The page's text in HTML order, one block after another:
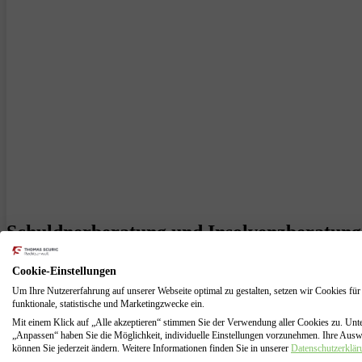
Schuldnerberatung und
Wir wissen, dass die Selbstständigkeit oft mit finanziellen
schnell über den Kopf wachsen. Doch keine Sorge, wir sind hier,
UnsereSchuldnerberatungfür Selbstständige aus Krefeld unterstützt
wissen, dass jeder Fall anders ist und deshalb bieten wir eine
Eine Insolvenzberatung für Selbstständige kann Ihnen dabei
Cookie-Einstellungen
Um Ihre Nutzererfahrung auf unserer Webseite optimal zu gestalten, setzen wir Cookies für
funktionale, statistische und Marketingzwecke ein.
Mit einem Klick auf „Alle akzeptieren“ stimmen Sie der Verwendung aller Cookies zu.
„Anpassen“ haben Sie die Möglichkeit, individuelle Einstellungen vorzunehmen. Ihre
können Sie jederzeit ändern. Weitere Informationen finden Sie in unserer